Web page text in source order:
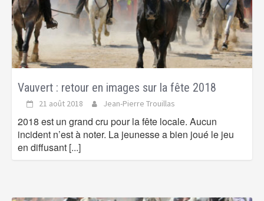
Vauvert : retour en images sur la fête 2018
21 août 2018 Jean-Pierre Trouillas
2018 est un grand cru pour la fête locale. Aucun
incident n’est à noter. La jeunesse a bien joué le jeu
en diffusant [...]